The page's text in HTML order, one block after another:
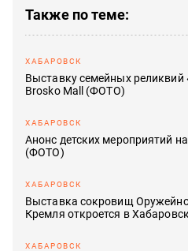
Также по теме
Выставку семейных реликвий
Brosko Mall (ФОТО)
ХАБАРОВСК
Анонс детских мероприятий
(ФОТО)
ХАБАРОВСК
Выставка сокровищ
Кремля откроется в
ХАБАРОВСК
ХАБАРОВСК